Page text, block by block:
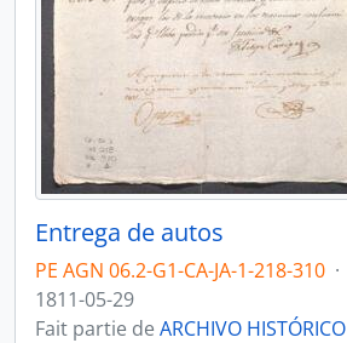
Entrega de autos
PE AGN 06.2-G1-CA-JA-1-218-310 ·
1811-05-29
Fait partie de ARCHIVO HISTÓRICO